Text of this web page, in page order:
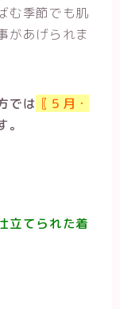
む季節でも肌
があげられま
では 〖５月・
立てられた着